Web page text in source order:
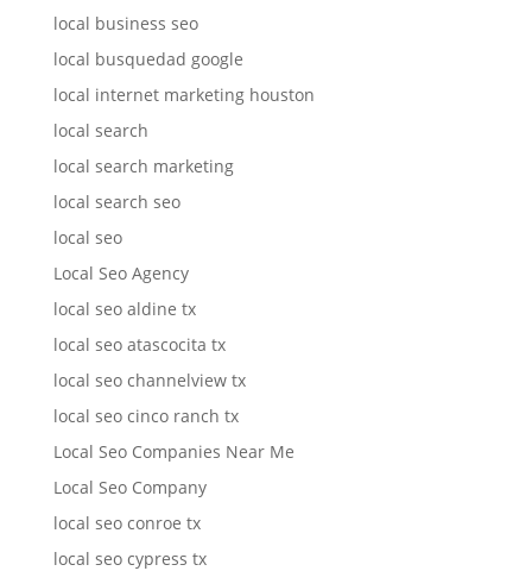
local business seo
local busquedad google
local internet marketing houston
local search
local search marketing
local search seo
local seo
Local Seo Agency
local seo aldine tx
local seo atascocita tx
local seo channelview tx
local seo cinco ranch tx
Local Seo Companies Near Me
Local Seo Company
local seo conroe tx
local seo cypress tx